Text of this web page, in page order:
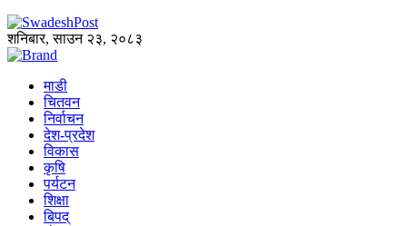
शनिबार, साउन २३, २०८३
माडी
चितवन
निर्वाचन
देश-प्रदेश
विकास
कृषि
पर्यटन
शिक्षा
बिपद्